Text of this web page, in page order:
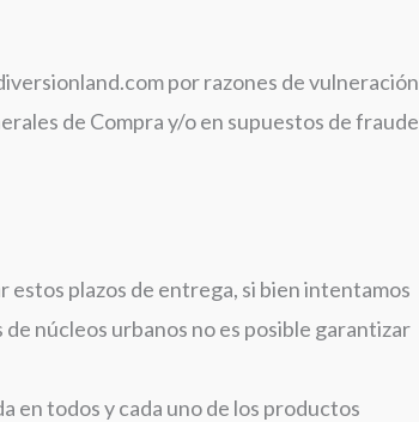
por razones de vulneración
de Compra y/o en supuestos de fraude
estos plazos de entrega, si bien intentamos
núcleos urbanos no es posible garantizar
en todos y cada uno de los productos